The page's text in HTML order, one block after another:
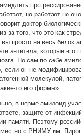
но работает не
доктор
за того, что это как
просто на весь белок
антитела, которые его
Но сам по себе
если он не
молекулой,
то его формы».
в норме амилоид
защите от
памяти. Поэтому
с РНИМУ им.